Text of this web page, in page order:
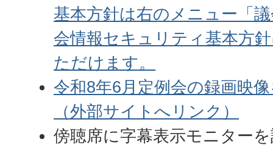
基本方針は右のメニュー「
会情報セキュリティ基本方
ただけます。
令和8年6月定例会の録画映
（外部サイトへリンク）
傍聴席に字幕表示モニター